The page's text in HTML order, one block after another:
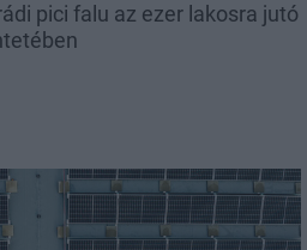
pici falu az ezer lakosra jutó